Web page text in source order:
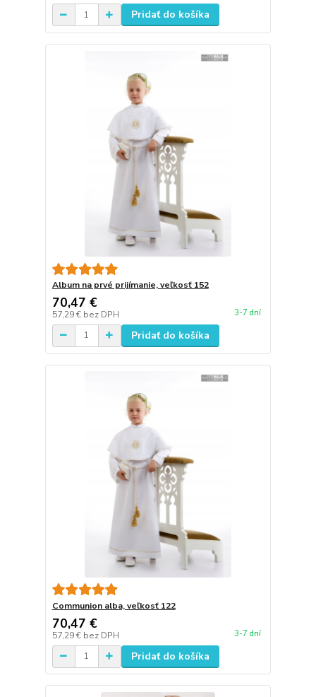
Pridať do košíka
Album na prvé prijímanie, veľkosť 152
70,47 €
57,29 € bez DPH 3-7 dní
Pridať do košíka
Communion alba, veľkosť 122
70,47 €
57,29 € bez DPH 3-7 dní
Pridať do košíka